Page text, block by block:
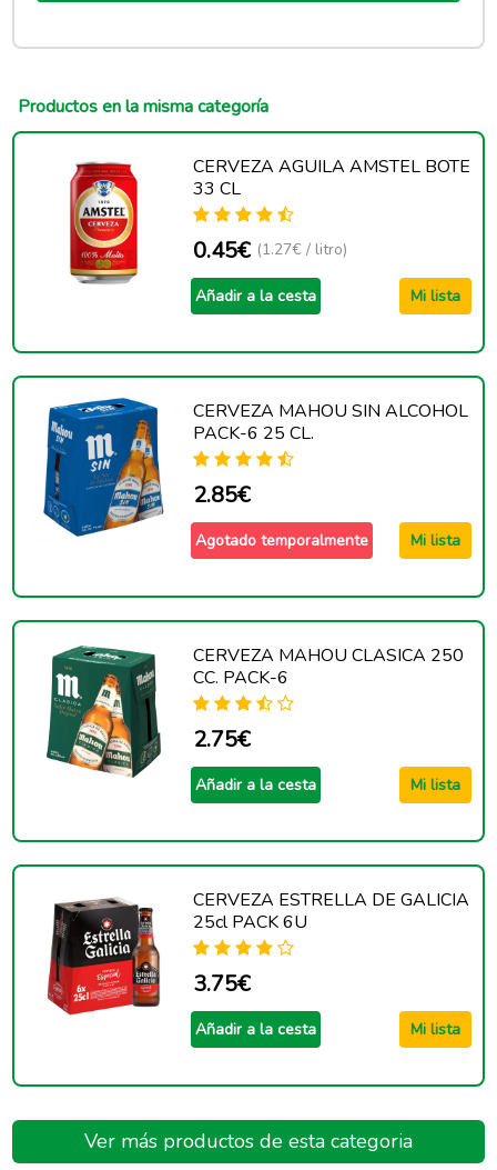
Productos en la misma categoría
CERVEZA AGUILA AMSTEL BOTE
33 CL
0.45€ (1.27€ / litro)
Añadir a la cesta Mi lista
CERVEZA MAHOU SIN ALCOHOL
PACK-6 25 CL.
2.85€
Agotado temporalmente Mi lista
CERVEZA MAHOU CLASICA 250
CC. PACK-6
2.75€
Añadir a la cesta Mi lista
CERVEZA ESTRELLA DE GALICIA
25cl PACK 6U
3.75€
Añadir a la cesta Mi lista
Ver más productos de esta categoria